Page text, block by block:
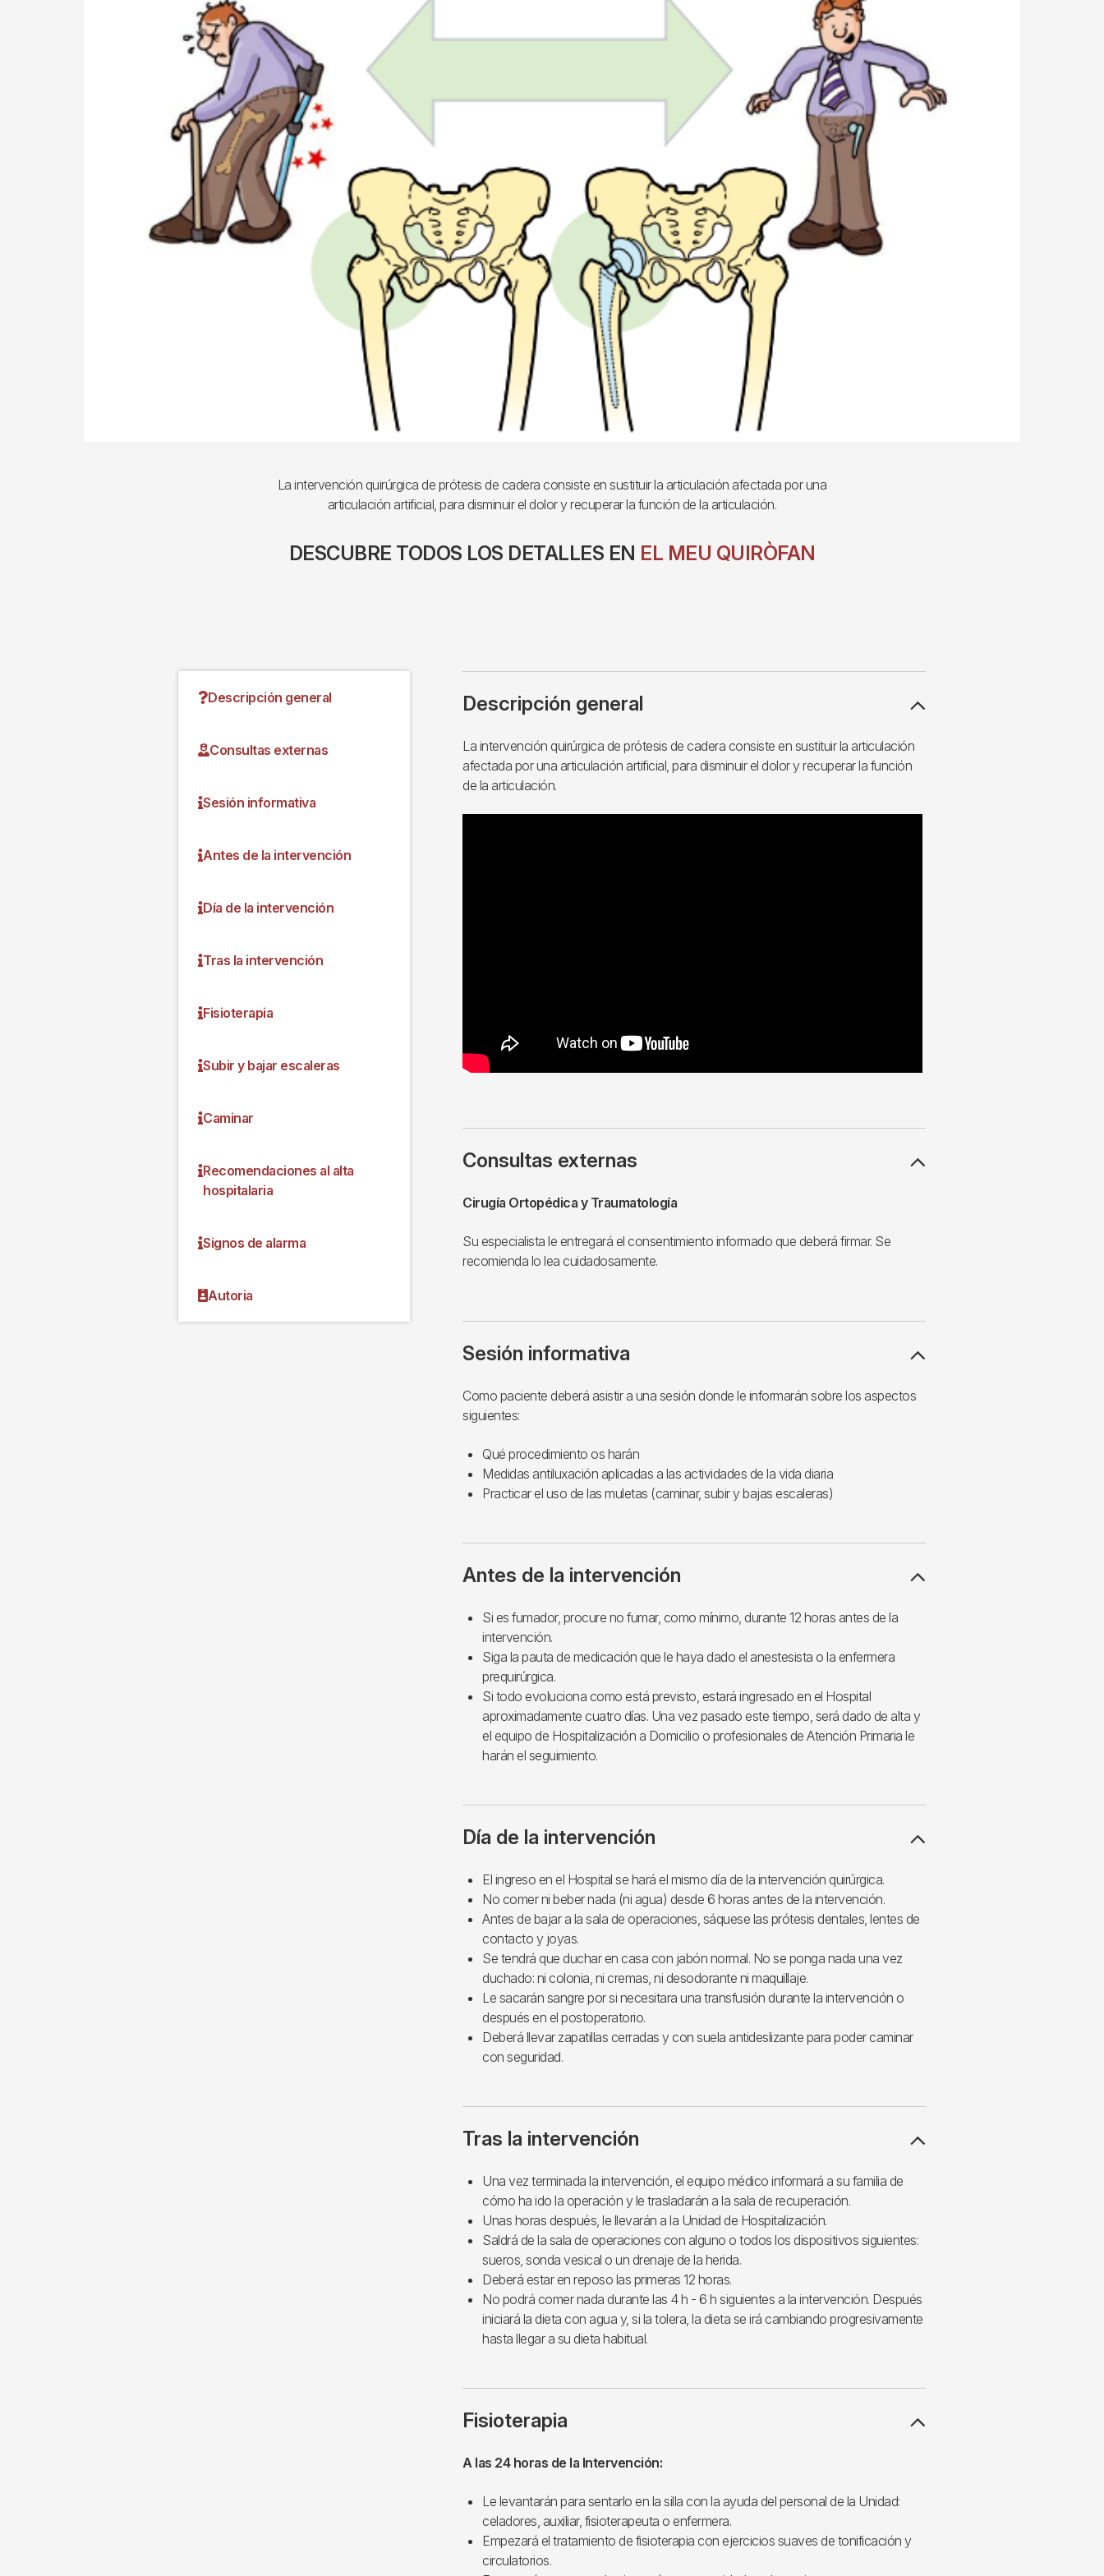
La intervención quirúrgica de prótesis de cadera consiste en sustituir la articulación afectada por una
articulación artificial, para disminuir el dolor y recuperar la función de la articulación.
DESCUBRE TODOS LOS DETALLES EN EL MEU QUIRÒFAN
Descripción general
Consultas externas
Sesión informativa
Antes de la intervención
Día de la intervención
Tras la intervención
Fisioterapia
Subir y bajar escaleras
Caminar
Recomendaciones al alta
hospitalaria
Signos de alarma
Autoria
Descripción general
La intervención quirúrgica de prótesis de cadera consiste en sustituir la articulación
afectada por una articulación artificial, para disminuir el dolor y recuperar la función
de la articulación.
Consultas externas
Cirugía Ortopédica y Traumatología
Su especialista le entregará el consentimiento informado que deberá firmar. Se
recomienda lo lea cuidadosamente.
Sesión informativa
Como paciente deberá asistir a una sesión donde le informarán sobre los aspectos
siguientes:
Qué procedimiento os harán
Medidas antiluxación aplicadas a las actividades de la vida diaria
Practicar el uso de las muletas (caminar, subir y bajas escaleras)
Antes de la intervención
Si es fumador, procure no fumar, como mínimo, durante 12 horas antes de la
intervención.
Siga la pauta de medicación que le haya dado el anestesista o la enfermera
prequirúrgica.
Si todo evoluciona como está previsto, estará ingresado en el Hospital
aproximadamente cuatro días. Una vez pasado este tiempo, será dado de alta y
el equipo de Hospitalización a Domicilio o profesionales de Atención Primaria le
harán el seguimiento.
Día de la intervención
El ingreso en el Hospital se hará el mismo día de la intervención quirúrgica.
No comer ni beber nada (ni agua) desde 6 horas antes de la intervención.
Antes de bajar a la sala de operaciones, sáquese las prótesis dentales, lentes de
contacto y joyas.
Se tendrá que duchar en casa con jabón normal. No se ponga nada una vez
duchado: ni colonia, ni cremas, ni desodorante ni maquillaje.
Le sacarán sangre por si necesitara una transfusión durante la intervención o
después en el postoperatorio.
Deberá llevar zapatillas cerradas y con suela antideslizante para poder caminar
con seguridad.
Tras la intervención
Una vez terminada la intervención, el equipo médico informará a su familia de
cómo ha ido la operación y le trasladarán a la sala de recuperación.
Unas horas después, le llevarán a la Unidad de Hospitalización.
Saldrá de la sala de operaciones con alguno o todos los dispositivos siguientes:
sueros, sonda vesical o un drenaje de la herida.
Deberá estar en reposo las primeras 12 horas.
No podrá comer nada durante las 4 h - 6 h siguientes a la intervención. Después
iniciará la dieta con agua y, si la tolera, la dieta se irá cambiando progresivamente
hasta llegar a su dieta habitual.
Fisioterapia
A las 24 horas de la Intervención:
Le levantarán para sentarlo en la silla con la ayuda del personal de la Unidad:
celadores, auxiliar, fisioterapeuta o enfermera.
Empezará el tratamiento de fisioterapia con ejercicios suaves de tonificación y
circulatorios.